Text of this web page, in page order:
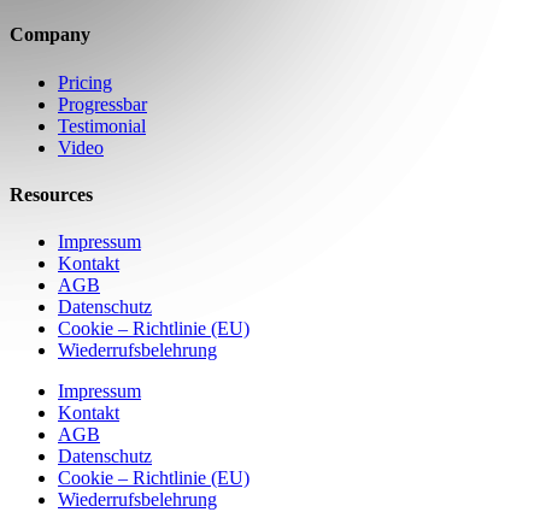
Company
Pricing
Progressbar
Testimonial
Video
Resources
Impressum
Kontakt
AGB
Datenschutz
Cookie – Richtlinie (EU)
Wiederrufsbelehrung
Impressum
Kontakt
AGB
Datenschutz
Cookie – Richtlinie (EU)
Wiederrufsbelehrung